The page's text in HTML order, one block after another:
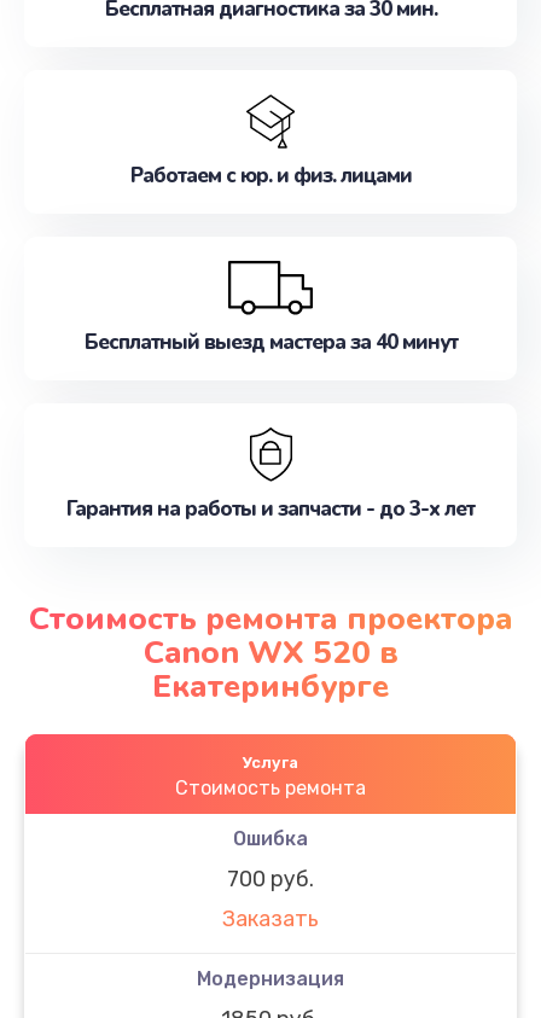
Бесплатная диагностика за 30 мин.
Работаем с юр. и физ. лицами
Бесплатный выезд мастера за 40 минут
Гарантия на работы и запчасти - до 3-х лет
Стоимость ремонта проектора
Canon WX 520 в
Екатеринбурге
Услуга
Стоимость ремонта
Ошибка
700 руб.
Заказать
Модернизация